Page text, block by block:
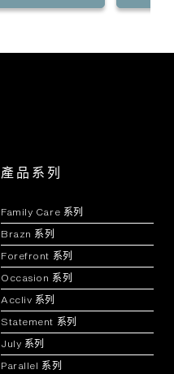
產品系列
Family Care 系列
Brazn 系列
Forefront 系列
Occasion 系列
Accliv 系列
Statement 系列
July 系列
Parallel 系列